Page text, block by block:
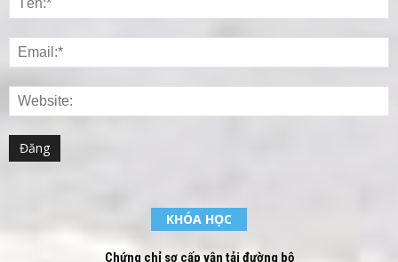
KHÓA HỌC
Chứng chỉ sơ cấp vận tải đường bộ